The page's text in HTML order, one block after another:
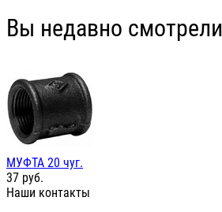
Вы недавно смотрели
МУФТА 20 чуг.
37 руб.
Наши контакты